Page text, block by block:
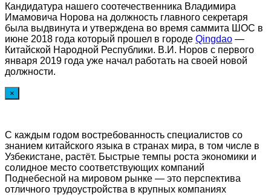
Кандидатура нашего соотечественника Владимира
Имамовича Норова на должность главного секретаря
была выдвинута и утверждена во время саммита ШОС в
июне 2018 года который прошел в городе Qingdao —
Китайской Народной Республики. В.И. Норов с первого
января 2019 года уже начал работать на своей новой
должности.
×
С каждым годом востребованность специалистов со
знанием китайского языка в странах мира, в том числе в
Узбекистане, растёт. Быстрые темпы роста экономики и
солидное место соответствующих компаний
Поднебесной на мировом рынке — это перспектива
отличного трудоустройства в крупных компаниях